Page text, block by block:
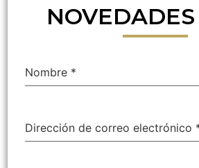
Nombre *
Dirección de correo electrónico